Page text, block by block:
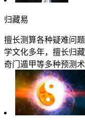
归藏易
擅长测算各种疑难问
学文化多年，擅长归
奇门遁甲等多种预测术